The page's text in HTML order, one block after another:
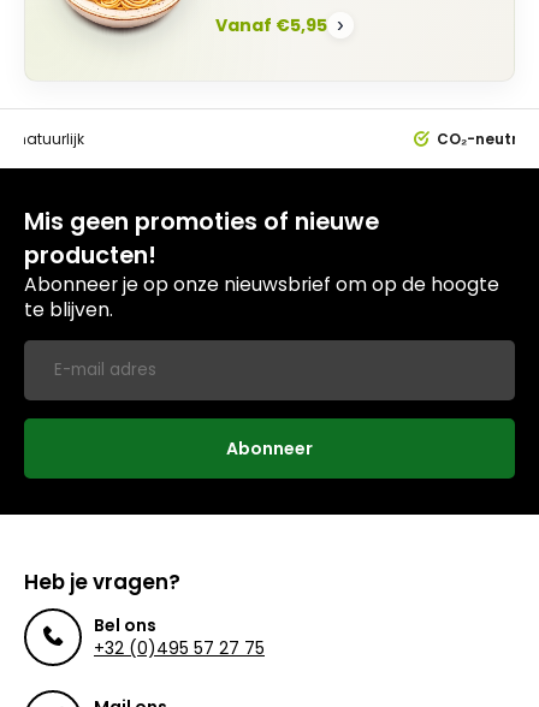
Vanaf €5,95 ›
natuurlijk CO₂-
Mis geen promoties of nieuwe
producten!
Abonneer je op onze nieuwsbrief om op de hoogte
te blijven.
Abonneer
Heb je vragen?
Bel ons
+32 (0)495 57 27 75